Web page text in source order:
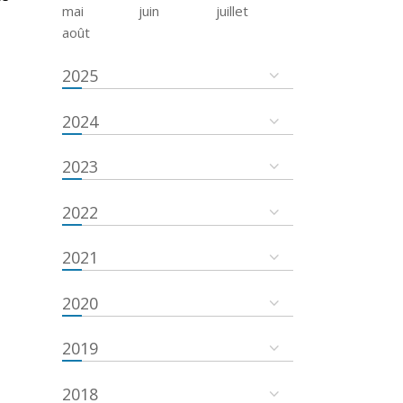
mai
juin
juillet
août
2025
2024
2023
2022
2021
2020
2019
2018